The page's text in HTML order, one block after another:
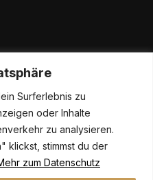
Surferlebnis zu
oder Inhalte
zu analysieren.
klickst, stimmst du der
zum Datenschutz